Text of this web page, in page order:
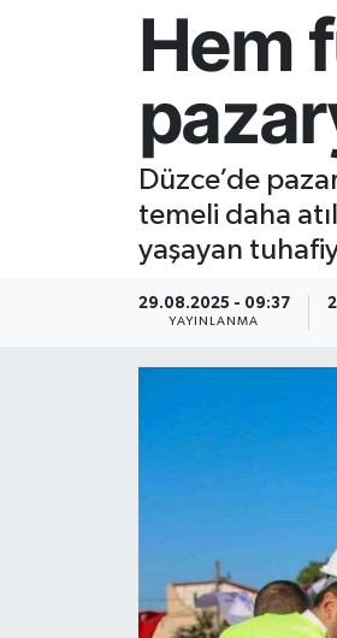
Hem
Düzce’de
temeli daha
yaşayan
29.08.2025 - 09:37
YAYINLANMA
Resmi İlan